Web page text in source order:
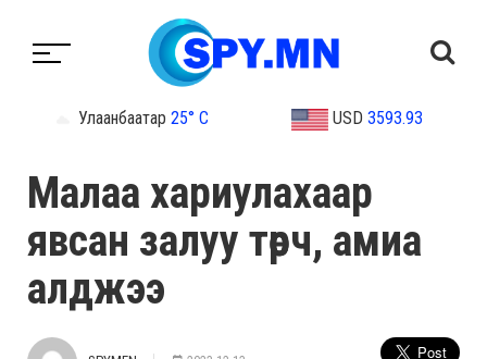
Улаанбаатар 25° C USD 3593.93
Малаа хариулахаар
явсан залуу төөрч, амиа
алджээ